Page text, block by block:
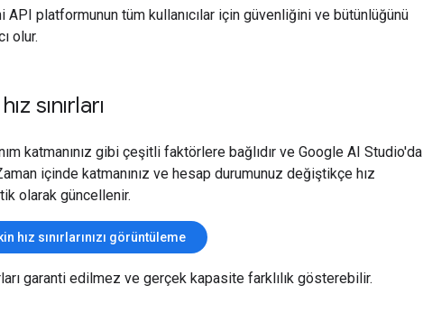
API platformunun tüm kullanıcılar için güvenliğini ve bütünlüğünü
olur.
sınırları
katmanınız gibi çeşitli faktörlere bağlıdır ve Google AI Studio'da
içinde katmanınız ve hesap durumunuz değiştikçe hız
olarak güncellenir.
hız sınırlarınızı görüntüleme
garanti edilmez ve gerçek kapasite farklılık gösterebilir.